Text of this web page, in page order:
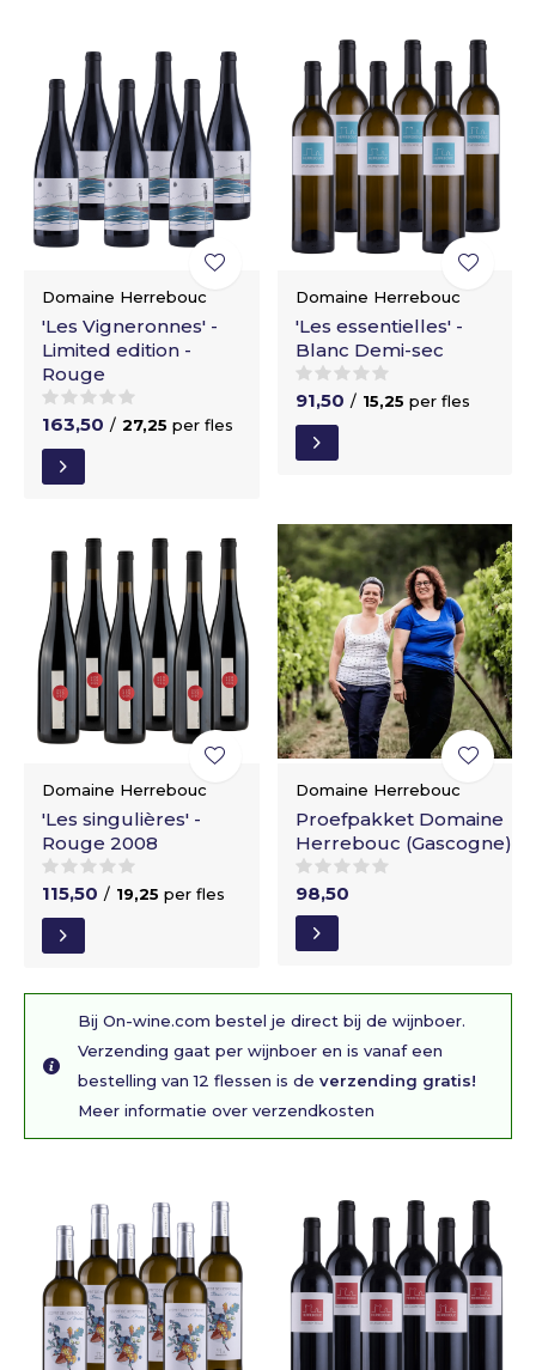
Domaine Herrebouc
'Les Vigneronnes' -
Limited edition -
Rouge
163,50 / 27,25 per fles
Domaine Herrebouc
'Les essentielles' -
Blanc Demi-sec
91,50 / 15,25 per fles
Domaine Herrebouc
'Les singulières' -
Rouge 2008
115,50 / 19,25 per fles
Domaine Herrebouc
Proefpakket Domaine
Herrebouc (Gascogne)
98,50
Bij On-wine.com bestel je direct bij de wijnboer.
Verzending gaat per wijnboer en is vanaf een
bestelling van 12 flessen is de verzending gratis!
Meer informatie over verzendkosten